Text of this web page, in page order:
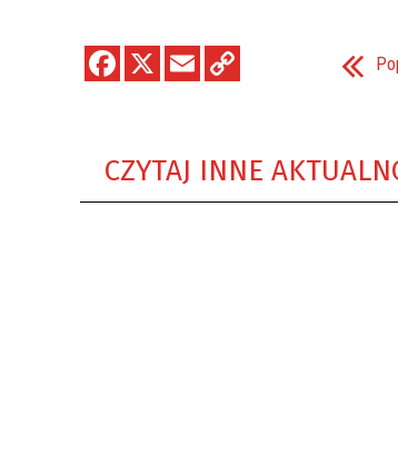
CZYTAJ INNE